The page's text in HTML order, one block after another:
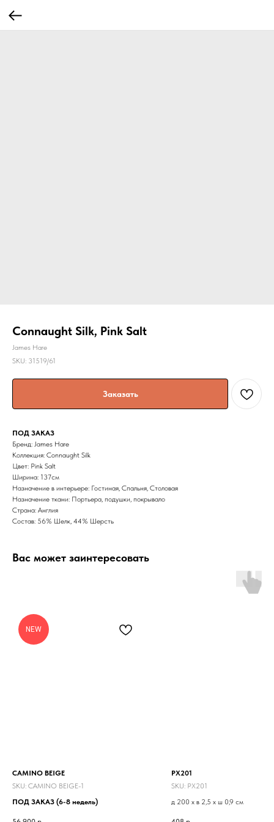
Connaught Silk, Pink Salt
James Hare
SKU: 31519/61
Заказать
ПОД ЗАКАЗ
Бренд: James Hare
Коллекция: Connaught Silk
Цвет: Pink Salt
Ширина: 137cм
Назначение в интерьере: Гостиная, Спальня, Столовая
Назначение ткани: Портьера, подушки, покрывало
Страна: Англия
Состав: 56% Шелк, 44% Шерсть
Вас может заинтересовать
NEW
CAMINO BEIGE
SKU: CAMINO BEIGE-1
ПОД ЗАКАЗ (6-8 недель)
PX201
SKU: PX201
д 200 x в 2,5 x ш 0,9 см